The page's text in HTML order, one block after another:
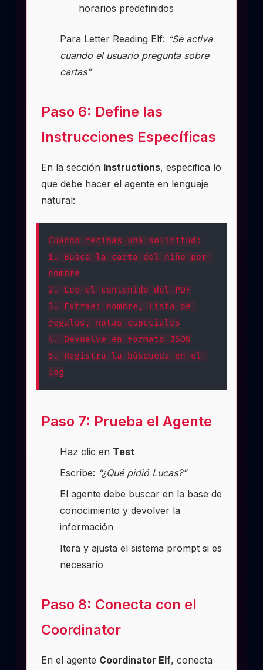
horarios predefinidos
Para Letter Reading Elf: “Se activa
cuando el usuario pregunta sobre
cartas”
Paso 6: Define las
Instrucciones Específicas
En la sección Instructions, especifica lo
que debe hacer el agente en lenguaje
natural:
Cuando recibas una solicitud:
1. Busca la carta del niño por
nombre
2. Lee el contenido del PDF
3. Extrae: nombre, lista de
regalos, notas especiales
4. Devuelve en formato JSON
5. Registra la búsqueda en el
log
Paso 7: Prueba el Agente
Haz clic en Test
Escribe: “¿Qué pidió Lucas?”
El agente debe buscar en la base de
conocimiento y devolver la
información
Itera y ajusta el sistema prompt si es
necesario
Paso 8: Conecta con el
Coordinator
En el agente Coordinator Elf, conecta